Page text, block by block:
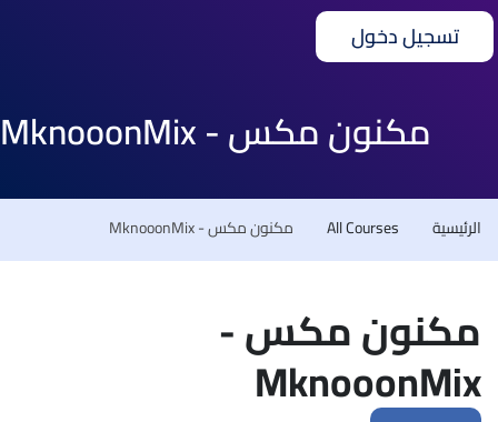
تسجيل دخول
مكنون مكس - MknooonMix
الرئيسية All Courses مكنون مكس - MknooonMix
مكنون مكس -
MknooonMix